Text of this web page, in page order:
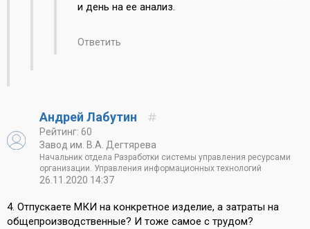
и день на ее анализ.
Ответить
Андрей Лабутин
Рейтинг: 60
Завод им. В.А. Дегтярева
Начальник отдела Разработки системы управления ресурсами
организации. Управления информационных технологий
26.11.2020 14:37
4. Отпускаете МКИ на конкретное изделие, а затраты на
общепроизводственные? И тоже самое с трудом?